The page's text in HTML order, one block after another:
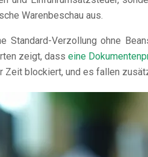
Warenbeschau aus.
Standard-Verzollung ohne
zeigt, dasseine
blockiert, und es fallen